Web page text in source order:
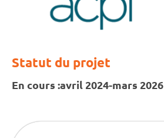
Statut du projet
En cours :avril 2024-mars 2026